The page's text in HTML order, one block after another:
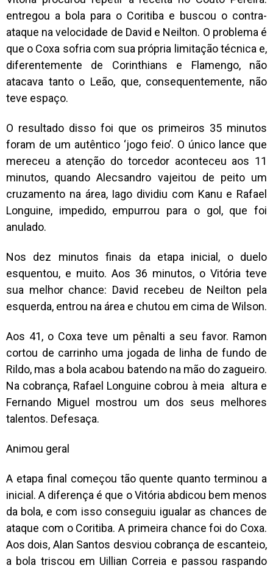
entregou a bola para o Coritiba e buscou o contra-
ataque na velocidade de David e Neilton. O problema é
que o Coxa sofria com sua própria limitação técnica e,
diferentemente de Corinthians e Flamengo, não
atacava tanto o Leão, que, consequentemente, não
teve espaço.
O resultado disso foi que os primeiros 35 minutos
foram de um autêntico ‘jogo feio’. O único lance que
mereceu a atenção do torcedor aconteceu aos 11
minutos, quando Alecsandro vajeitou de peito um
cruzamento na área, Iago dividiu com Kanu e Rafael
Longuine, impedido, empurrou para o gol, que foi
anulado.
Nos dez minutos finais da etapa inicial, o duelo
esquentou, e muito. Aos 36 minutos, o Vitória teve
sua melhor chance: David recebeu de Neilton pela
esquerda, entrou na área e chutou em cima de Wilson.
Aos 41, o Coxa teve um pênalti a seu favor. Ramon
cortou de carrinho uma jogada de linha de fundo de
Rildo, mas a bola acabou batendo na mão do zagueiro.
Na cobrança, Rafael Longuine cobrou à meia altura e
Fernando Miguel mostrou um dos seus melhores
talentos. Defesaça.
Animou geral
A etapa final começou tão quente quanto terminou a
inicial. A diferença é que o Vitória abdicou bem menos
da bola, e com isso conseguiu igualar as chances de
ataque com o Coritiba. A primeira chance foi do Coxa.
Aos dois, Alan Santos desviou cobrança de escanteio,
a bola triscou em Uillian Correia e passou raspando